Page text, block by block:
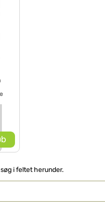
i feltet herunder.